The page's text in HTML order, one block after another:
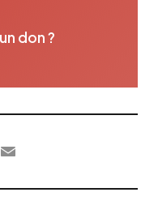
don ?
Email